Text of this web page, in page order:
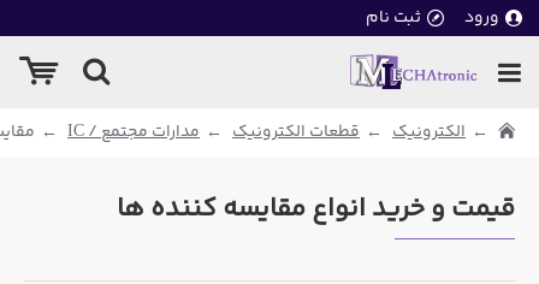
ورود ثبت نام
الکترونیک قطعات الکترونیک مدارات مجتمع / IC
قیمت و خرید انواع مقایسه کننده ها